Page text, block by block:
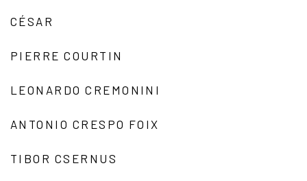
CÉSAR
PIERRE COURTIN
LEONARDO CREMONINI
ANTONIO CRESPO FOIX
TIBOR CSERNUS